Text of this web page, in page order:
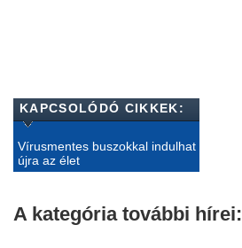
KAPCSOLÓDÓ CIKKEK:
Vírusmentes buszokkal indulhat
újra az élet
A kategória további hírei: